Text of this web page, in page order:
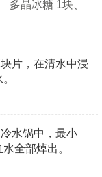
多晶冰糖 1块、
片，在清水中浸
水锅中，最小
全部焯出。